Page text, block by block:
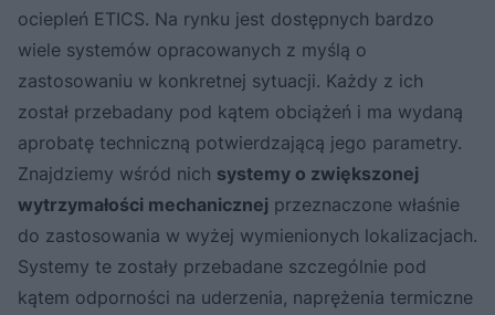
ociepleń ETICS. Na rynku jest dostępnych bardzo
wiele systemów opracowanych z myślą o
zastosowaniu w konkretnej sytuacji. Każdy z ich
został przebadany pod kątem obciążeń i ma wydaną
aprobatę techniczną potwierdzającą jego parametry.
Znajdziemy wśród nich systemy o zwiększonej
wytrzymałości mechanicznej przeznaczone właśnie
do zastosowania w wyżej wymienionych lokalizacjach.
Systemy te zostały przebadane szczególnie pod
kątem odporności na uderzenia, naprężenia termiczne